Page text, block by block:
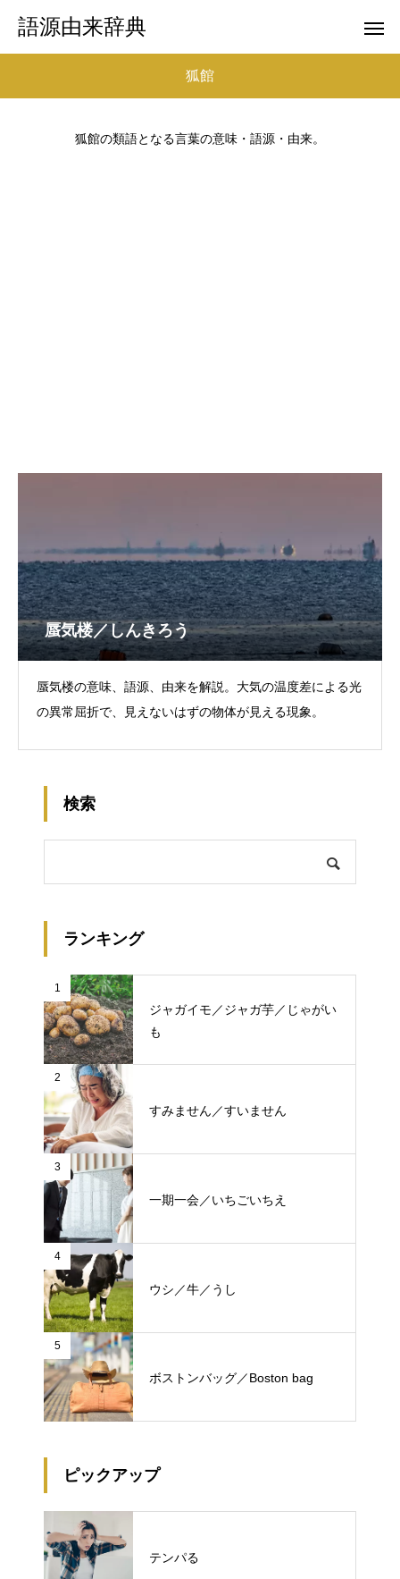
語源由来辞典
狐館
狐館の類語となる言葉の意味・語源・由来。
蜃気楼／しんきろう
蜃気楼の意味、語源、由来を解説。大気の温度差による光
の異常屈折で、見えないはずの物体が見える現象。
検索
ランキング
1
ジャガイモ／ジャガ芋／じゃがい
も
2
すみません／すいません
3
一期一会／いちごいちえ
4
ウシ／牛／うし
5
ボストンバッグ／Boston bag
ピックアップ
テンパる